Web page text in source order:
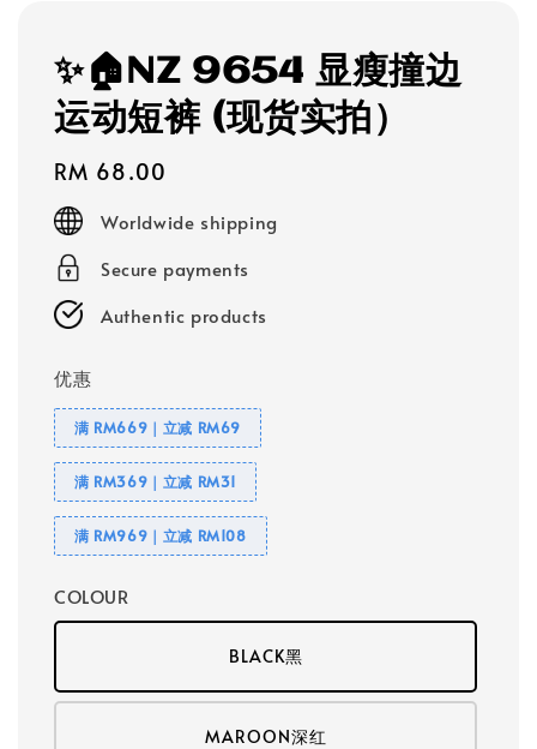
✨🏠NZ 9654 显瘦撞边
运动短裤 (现货实拍）
Regular
price
RM 68.00
Worldwide shipping
Secure payments
Authentic products
优惠
满 RM669｜立减 RM69
满 RM369｜立减 RM31
满 RM969｜立减 RM108
COLOUR
BLACK黑
MAROON深红